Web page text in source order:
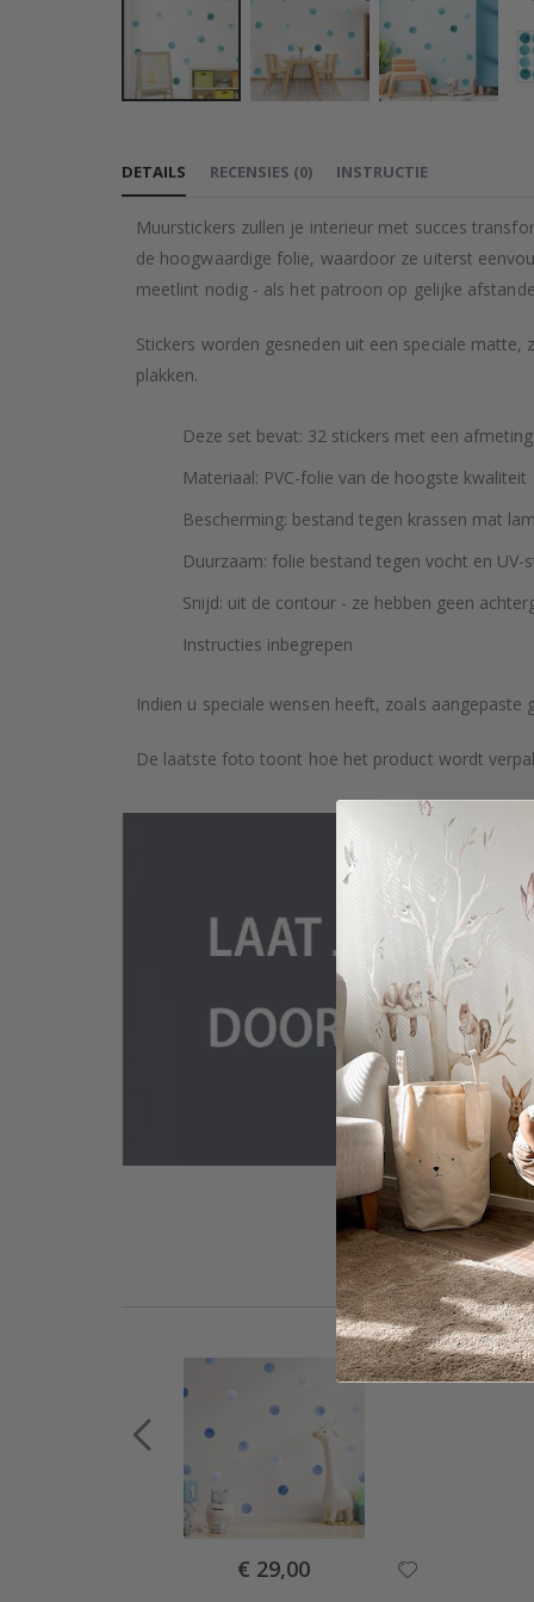
het
van
de
afbeeldingen-
DETAILS
Muurstickers zullen je interieur met succes
de hoogwaardige folie, waardoor ze uiterst
meetlint nodig - als het patroon op gelijke
Stickers worden gesneden uit een speciale
plakken.
Deze set bevat: 32 stickers met een
Materiaal: PVC-folie van de hoogste kwaliteit
Bescherming: bestand tegen krassen mat
Duurzaam: folie bestand tegen vocht en UV-
Snijd: uit de contour - ze hebben geen
Instructies inbegrepen
Indien u speciale wensen heeft, zoals
De laatste foto toont hoe het product wordt
RECENSIES (0) INSTRUCTIE
Special
Price
€ 29,00